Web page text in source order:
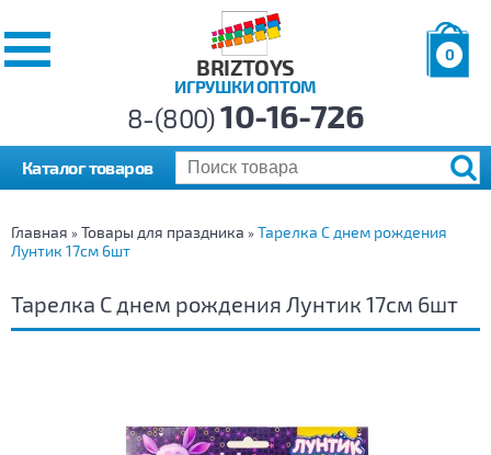
BRIZTOYS
ИГРУШКИ ОПТОМ
0
р.
8-(800)10-16-726
Каталог товаров
Главная » Товары для праздника » Тарелка С днем рождения
Лунтик 17см 6шт
Тарелка С днем рождения Лунтик 17см 6шт